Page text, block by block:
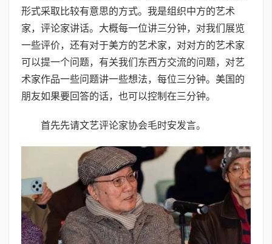
形式采取比较有意思的方式。我是组织中方的艺术
家，评论家讲话。大概每一位讲三分钟，对我们展览
一些评价，还有对于美方的艺术家，对对方的艺术家
可以提一个问题，有关我们东西方交流的问题，对艺
术家作品一些问题讲一些想法，每位三分钟。美国的
朋友如果要回答的话，也可以控制在三分钟。
首先先请文艺评论家协会毛时安发言。